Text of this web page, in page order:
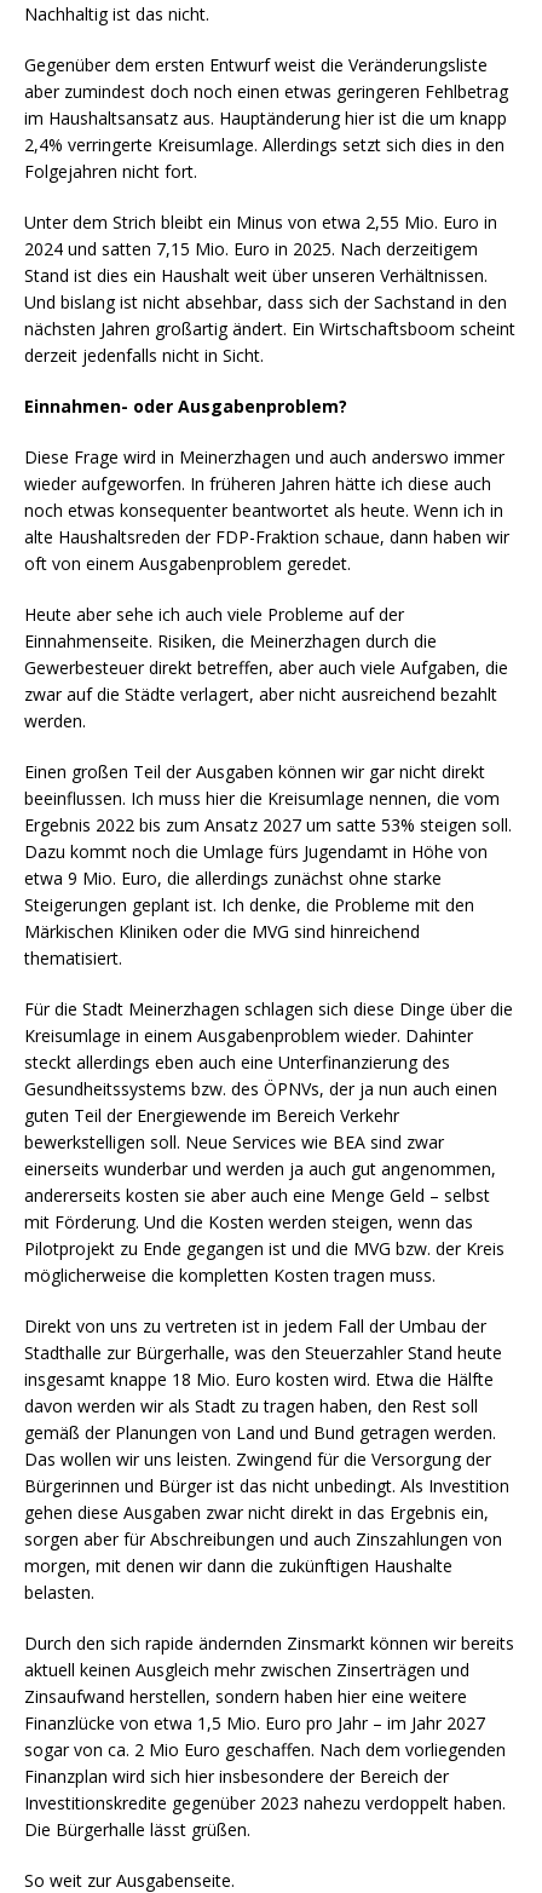
Nachhaltig ist das nicht.
Gegenüber dem ersten Entwurf weist die Veränderungsliste
aber zumindest doch noch einen etwas geringeren Fehlbetrag
im Haushaltsansatz aus. Hauptänderung hier ist die um knapp
2,4% verringerte Kreisumlage. Allerdings setzt sich dies in den
Folgejahren nicht fort.
Unter dem Strich bleibt ein Minus von etwa 2,55 Mio. Euro in
2024 und satten 7,15 Mio. Euro in 2025. Nach derzeitigem
Stand ist dies ein Haushalt weit über unseren Verhältnissen.
Und bislang ist nicht absehbar, dass sich der Sachstand in den
nächsten Jahren großartig ändert. Ein Wirtschaftsboom scheint
derzeit jedenfalls nicht in Sicht.
Einnahmen- oder Ausgabenproblem?
Diese Frage wird in Meinerzhagen und auch anderswo immer
wieder aufgeworfen. In früheren Jahren hätte ich diese auch
noch etwas konsequenter beantwortet als heute. Wenn ich in
alte Haushaltsreden der FDP-Fraktion schaue, dann haben wir
oft von einem Ausgabenproblem geredet.
Heute aber sehe ich auch viele Probleme auf der
Einnahmenseite. Risiken, die Meinerzhagen durch die
Gewerbesteuer direkt betreffen, aber auch viele Aufgaben, die
zwar auf die Städte verlagert, aber nicht ausreichend bezahlt
werden.
Einen großen Teil der Ausgaben können wir gar nicht direkt
beeinflussen. Ich muss hier die Kreisumlage nennen, die vom
Ergebnis 2022 bis zum Ansatz 2027 um satte 53% steigen soll.
Dazu kommt noch die Umlage fürs Jugendamt in Höhe von
etwa 9 Mio. Euro, die allerdings zunächst ohne starke
Steigerungen geplant ist. Ich denke, die Probleme mit den
Märkischen Kliniken oder die MVG sind hinreichend
thematisiert.
Für die Stadt Meinerzhagen schlagen sich diese Dinge über die
Kreisumlage in einem Ausgabenproblem wieder. Dahinter
steckt allerdings eben auch eine Unterfinanzierung des
Gesundheitssystems bzw. des ÖPNVs, der ja nun auch einen
guten Teil der Energiewende im Bereich Verkehr
bewerkstelligen soll. Neue Services wie BEA sind zwar
einerseits wunderbar und werden ja auch gut angenommen,
andererseits kosten sie aber auch eine Menge Geld – selbst
mit Förderung. Und die Kosten werden steigen, wenn das
Pilotprojekt zu Ende gegangen ist und die MVG bzw. der Kreis
möglicherweise die kompletten Kosten tragen muss.
Direkt von uns zu vertreten ist in jedem Fall der Umbau der
Stadthalle zur Bürgerhalle, was den Steuerzahler Stand heute
insgesamt knappe 18 Mio. Euro kosten wird. Etwa die Hälfte
davon werden wir als Stadt zu tragen haben, den Rest soll
gemäß der Planungen von Land und Bund getragen werden.
Das wollen wir uns leisten. Zwingend für die Versorgung der
Bürgerinnen und Bürger ist das nicht unbedingt. Als Investition
gehen diese Ausgaben zwar nicht direkt in das Ergebnis ein,
sorgen aber für Abschreibungen und auch Zinszahlungen von
morgen, mit denen wir dann die zukünftigen Haushalte
belasten.
Durch den sich rapide ändernden Zinsmarkt können wir bereits
aktuell keinen Ausgleich mehr zwischen Zinserträgen und
Zinsaufwand herstellen, sondern haben hier eine weitere
Finanzlücke von etwa 1,5 Mio. Euro pro Jahr – im Jahr 2027
sogar von ca. 2 Mio Euro geschaffen. Nach dem vorliegenden
Finanzplan wird sich hier insbesondere der Bereich der
Investitionskredite gegenüber 2023 nahezu verdoppelt haben.
Die Bürgerhalle lässt grüßen.
So weit zur Ausgabenseite.